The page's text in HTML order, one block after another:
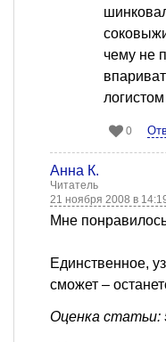
чему не
0
Анна К.
Читатель
21 ноября 2008 в
Мне
Единственное,
сможет –
Оценка статьи: